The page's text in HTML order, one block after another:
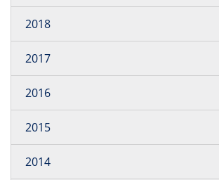
2018
2017
2016
2015
2014